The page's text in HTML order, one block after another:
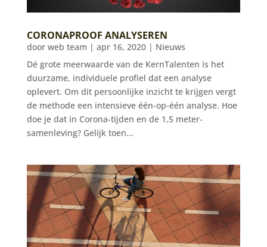
CORONAPROOF ANALYSEREN
door web team | apr 16, 2020| Nieuws
Dé grote meerwaarde van de KernTalenten is het
duurzame, individuele profiel dat een analyse
oplevert. Om dit persoonlijke inzicht te krijgen vergt
de methode een intensieve één-op-één analyse. Hoe
doe je dat in Corona-tijden en de 1,5 meter-
samenleving? Gelijk toen...